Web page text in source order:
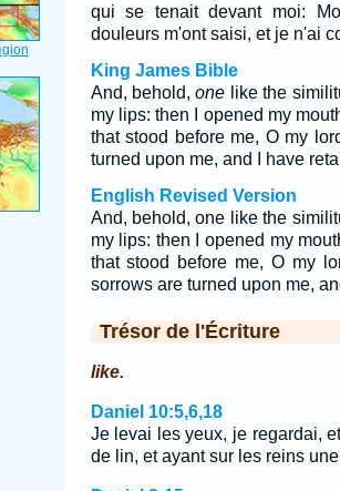
qui se tenait devant moi:
douleurs m'ont saisi, et je n'ai
King James Bible
And, behold,one like the
my lips: then I opened my
that stood before me, O my
turned upon me, and I have
English Revised Version
And, behold, one like the
my lips: then I opened my
that stood before me, O my
sorrows are turned upon me,
Trésor de l'Écriture
like.
Daniel 10:5,6,18
Je levai les yeux, je regardai,
de lin, et ayant sur les reins